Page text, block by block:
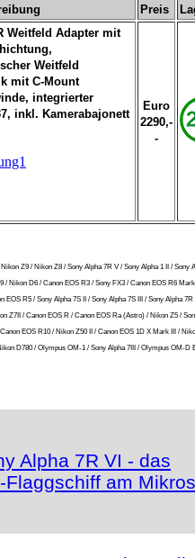
Preis
Weitfeld Adapter mit
Weitfeld
mit C-Mount
integrierter
inkl. Kamerabajonett
Euro
2290,-
-
Z9 / Nikon Z8 / Sony Alpha 7R V / Sony Alpha 1 II / Sony
Nikon D6 / Canon EOS R3 / Sony FX3 / Canon EOS R6
R5 / Sony Alpha 7S II / Sony Alpha 7S III / Sony Alpha 7R
Z7II / Canon EOS R / Canon EOS Ra (Astro) / Nikon Z5 /
EOS R10 / Nikon Z50 II / Canon EOS 1D X Mark III /
D780 / Olympus OM-1 / Sony Alpha 7III / Olympus OM-D
Alpha 7R VI - das
Flaggschiff am